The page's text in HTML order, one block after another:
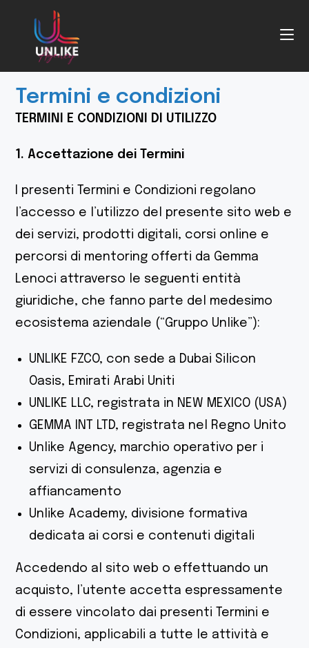
Termini e condizioni
TERMINI E CONDIZIONI DI UTILIZZO
1. Accettazione dei Termini
I presenti Termini e Condizioni regolano
l’accesso e l’utilizzo del presente sito web e
dei servizi, prodotti digitali, corsi online e
percorsi di mentoring offerti da Gemma
Lenoci attraverso le seguenti entità
giuridiche, che fanno parte del medesimo
ecosistema aziendale (“Gruppo Unlike”):
UNLIKE FZCO, con sede a Dubai Silicon
Oasis, Emirati Arabi Uniti
UNLIKE LLC, registrata in NEW MEXICO (USA)
GEMMA INT LTD, registrata nel Regno Unito
Unlike Agency, marchio operativo per i
servizi di consulenza, agenzia e
affiancamento
Unlike Academy, divisione formativa
dedicata ai corsi e contenuti digitali
Accedendo al sito web o effettuando un
acquisto, l’utente accetta espressamente
di essere vincolato dai presenti Termini e
Condizioni, applicabili a tutte le attività e